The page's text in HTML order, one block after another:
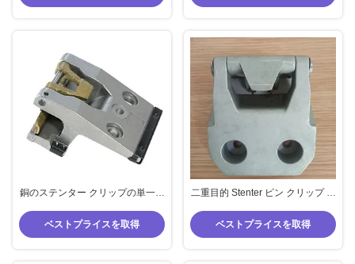
銅のステンター クリップの単一の
予備品のクリップ
ベストプライスを取得
二重目的 Stenter ピン クリップ ブ
アルミ合金
ベストプライスを取得